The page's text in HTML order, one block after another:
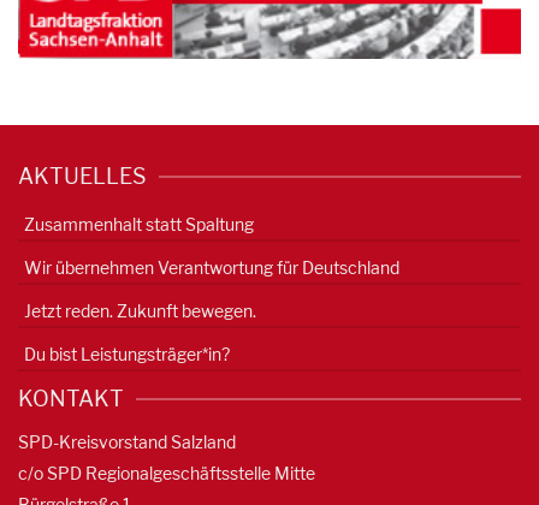
AKTUELLES
Zusammenhalt statt Spaltung
Wir übernehmen Verantwortung für Deutschland
Jetzt reden. Zukunft bewegen.
Du bist Leistungsträger*in?
KONTAKT
SPD-Kreisvorstand Salzland
c/o SPD Regionalgeschäftsstelle Mitte